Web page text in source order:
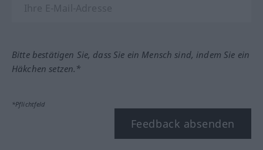
Bitte bestätigen Sie, dass Sie ein Mensch sind, indem Sie ein
Häkchen setzen.*
*Pflichtfeld
Feedback absenden